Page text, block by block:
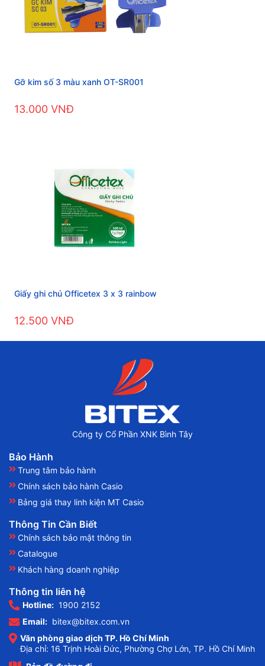
Gỡ kim số 3 màu xanh OT-SR001
13.000 VNĐ
Giấy ghi chú Officetex 3 x 3 rainbow
12.500 VNĐ
Công ty Cổ Phần XNK Bình Tây
Bảo Hành
Trung tâm bảo hành
Chính sách bảo hành Casio
Bảng giá thay linh kiện MT Casio
Thông Tin Cần Biết
Chính sách bảo mật thông tin
Catalogue
Khách hàng doanh nghiệp
Thông tin liên hệ
Hotline: 1900 2152
Email: bitex@bitex.com.vn
Văn phòng giao dịch TP. Hồ Chí Minh
Địa chỉ: 16 Trịnh Hoài Đức, Phường Chợ Lớn, TP. Hồ Chí Minh